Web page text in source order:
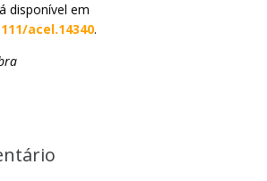
disponível em
acel.14340.